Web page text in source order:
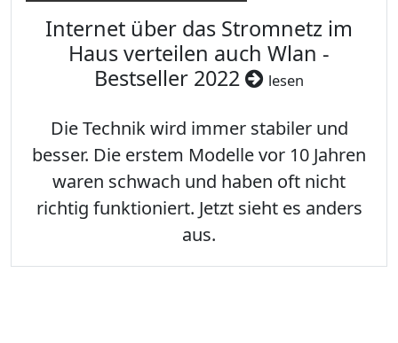
Internet über das Stromnetz im
Haus verteilen auch Wlan -
Bestseller 2022
lesen
Die Technik wird immer stabiler und
besser. Die erstem Modelle vor 10 Jahren
waren schwach und haben oft nicht
richtig funktioniert. Jetzt sieht es anders
aus.